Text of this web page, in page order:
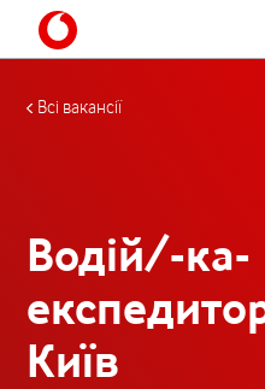
Всі вакансії
Водій/-ка-
Київ